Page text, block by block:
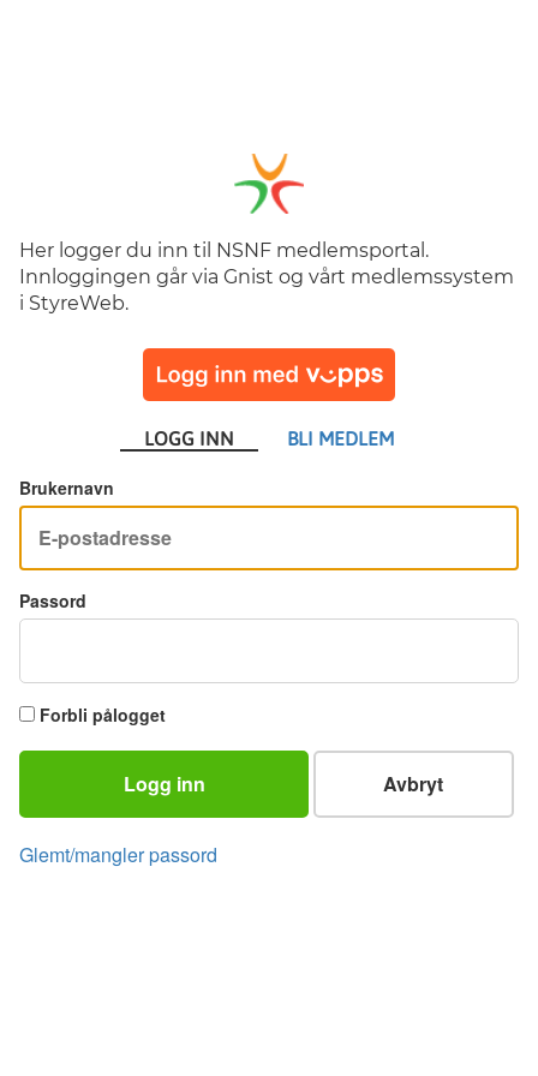
Her logger du inn til NSNF medlemsportal.
Innloggingen går via Gnist og vårt medlemssystem
i StyreWeb.
LOGG INN BLI MEDLEM
Brukernavn
Passord
Forbli pålogget
Logg inn Avbryt
Glemt/mangler passord